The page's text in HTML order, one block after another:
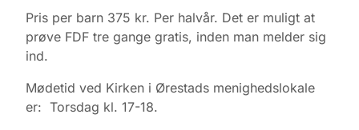
Pris per barn 375 kr. Per halvår. Det er muligt at
prøve FDF tre gange gratis, inden man melder sig
ind.
Mødetid ved Kirken i Ørestads menighedslokale
er: Torsdag kl. 17-18.